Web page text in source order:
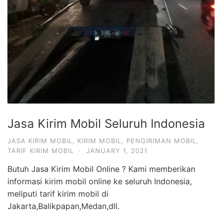
Jasa Kirim Mobil Seluruh Indonesia
JASA KIRIM MOBIL KIRIM MOBIL PENGIRIMAN MOBIL
TARIF KIRIM MOBIL
· JANUARY 1, 2021
Butuh Jasa Kirim Mobil Online ? Kami memberikan
informasi kirim mobil online ke seluruh Indonesia,
meliputi tarif kirim mobil di
Jakarta,Balikpapan,Medan,dll.